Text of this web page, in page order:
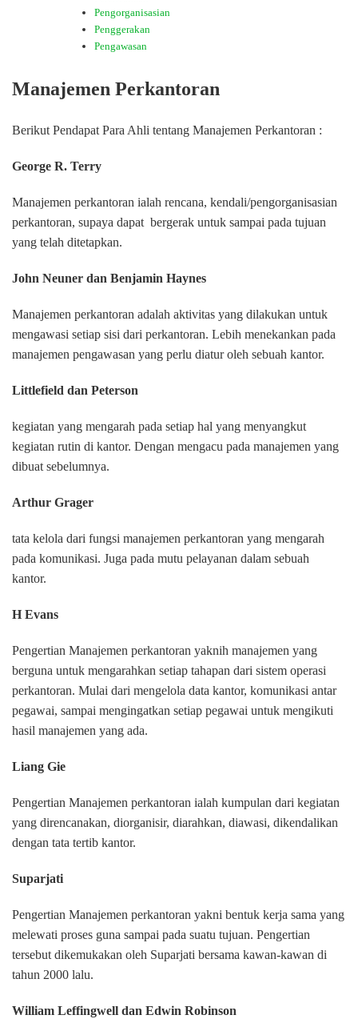
Pengorganisasian
Penggerakan
Pengawasan
Manajemen Perkantoran
Berikut Pendapat Para Ahli tentang Manajemen Perkantoran :
George R. Terry
Manajemen perkantoran ialah rencana, kendali/pengorganisasian
perkantoran, supaya dapat bergerak untuk sampai pada tujuan
yang telah ditetapkan.
John Neuner dan Benjamin Haynes
Manajemen perkantoran adalah aktivitas yang dilakukan untuk
mengawasi setiap sisi dari perkantoran. Lebih menekankan pada
manajemen pengawasan yang perlu diatur oleh sebuah kantor.
Littlefield dan Peterson
kegiatan yang mengarah pada setiap hal yang menyangkut
kegiatan rutin di kantor. Dengan mengacu pada manajemen yang
dibuat sebelumnya.
Arthur Grager
tata kelola dari fungsi manajemen perkantoran yang mengarah
pada komunikasi. Juga pada mutu pelayanan dalam sebuah
kantor.
H Evans
Pengertian Manajemen perkantoran yaknih manajemen yang
berguna untuk mengarahkan setiap tahapan dari sistem operasi
perkantoran. Mulai dari mengelola data kantor, komunikasi antar
pegawai, sampai mengingatkan setiap pegawai untuk mengikuti
hasil manajemen yang ada.
Liang Gie
Pengertian Manajemen perkantoran ialah kumpulan dari kegiatan
yang direncanakan, diorganisir, diarahkan, diawasi, dikendalikan
dengan tata tertib kantor.
Suparjati
Pengertian Manajemen perkantoran yakni bentuk kerja sama yang
melewati proses guna sampai pada suatu tujuan. Pengertian
tersebut dikemukakan oleh Suparjati bersama kawan-kawan di
tahun 2000 lalu.
William Leffingwell dan Edwin Robinson